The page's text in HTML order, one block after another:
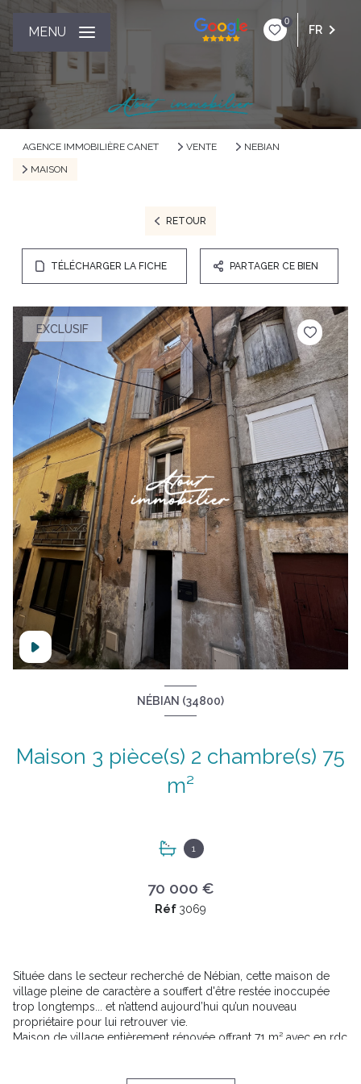
0
FR
MENU
AGENCE IMMOBILIÈRE CANET VENTE
NEBIAN
MAISON
RETOUR
TÉLÉCHARGER LA FICHE PARTAGER CE BIEN
EXCLUSIF
NÉBIAN (34800)
Maison 3 pièce(s) 2 chambre(s) 75
m²
1
70 000 €
Réf 3069
Située dans le secteur recherché de Nébian, cette maison de
village pleine de caractère a souffert d'être restée inoccupée
trop longtemps... et n’attend aujourd’hui qu’un nouveau
propriétaire pour lui retrouver vie.
Maison de village entièrement rénovée offrant 71 m² avec en rdc